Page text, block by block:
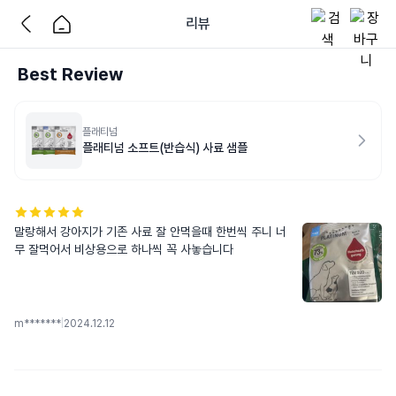
리뷰
Best Review
플래티넘
플래티넘 소프트(반습식) 사료 샘플
말랑해서 강아지가 기존 사료 잘 안먹을때 한번씩 주니 너
무 잘먹어서 비상용으로 하나씩 꼭 사놓습니다
m******* 2024.12.12